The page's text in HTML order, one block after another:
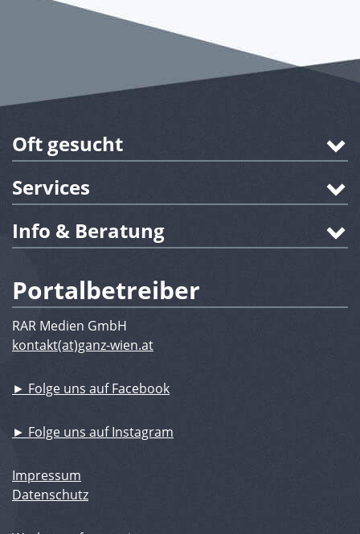
Oft gesucht
Services
Info & Beratung
Portalbetreiber
RAR Medien GmbH
kontakt(at)ganz-wien.at
► Folge uns auf Facebook
► Folge uns auf Instagram
Impressum
Datenschutz